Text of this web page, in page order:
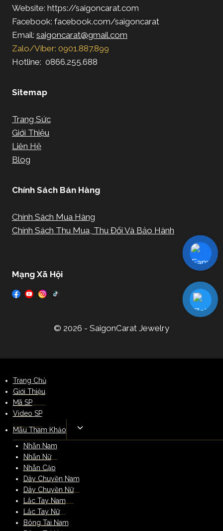
Website: https://saigoncarat.com
Facebook: facebook.com/saigoncarat
Email: saigoncarat@gmail.com
Zalo/Viber: 0901.887.899
Hotline: 0866.255.688
Sitemap
Trang Sức
Giới Thiệu
Liên Hệ
Blog
Chính Sách Bán Hàng
Chính Sách Mua Hàng
Chính Sách Thu Mua, Thu Đổi Và Bảo Hành
Mạng Xã Hội
© 2026 - SaigonCarat Jewelry
Trang Chủ
Giới Thiệu
Mã SP
Video SP
Mẫu Tham Khảo
Nhẫn Nam
Nhẫn Nữ
Nhẫn Cặp
Dây Chuyền Nam
Dây Chuyền Nữ
Lắc Tay Nam
Lắc Tay Nữ
Bông Tai Nam